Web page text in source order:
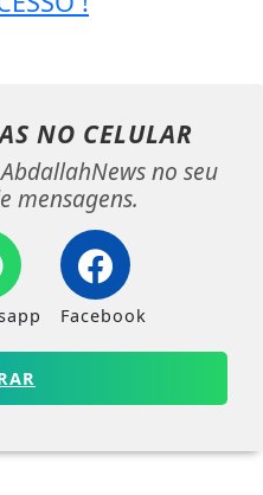
NO CELULAR
no seu
mensagens.
Facebook